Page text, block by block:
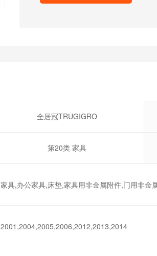
全居冠TRUGIGRO
第20类 家具
家具,办公家具,床垫,家具用非金属附件,门用非金
2001,2004,2005,2006,2012,2013,2014